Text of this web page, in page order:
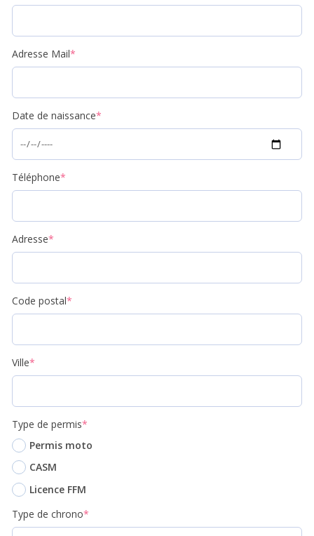
Adresse Mail*
Date de naissance*
Téléphone*
Adresse*
Code postal*
Ville*
Type de permis*
Permis moto
CASM
Licence FFM
Type de chrono*